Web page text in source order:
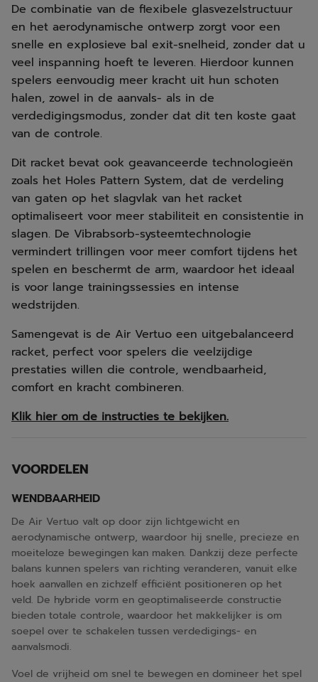
De combinatie van de flexibele glasvezelstructuur
en het aerodynamische ontwerp zorgt voor een
snelle en explosieve bal exit-snelheid, zonder dat u
veel inspanning hoeft te leveren. Hierdoor kunnen
spelers eenvoudig meer kracht uit hun schoten
halen, zowel in de aanvals- als in de
verdedigingsmodus, zonder dat dit ten koste gaat
van de controle.
Dit racket bevat ook geavanceerde technologieën
zoals het Holes Pattern System, dat de verdeling
van gaten op het slagvlak van het racket
optimaliseert voor meer stabiliteit en consistentie in
slagen. De Vibrabsorb-systeemtechnologie
vermindert trillingen voor meer comfort tijdens het
spelen en beschermt de arm, waardoor het ideaal
is voor lange trainingssessies en intense
wedstrijden.
Samengevat is de Air Vertuo een uitgebalanceerd
racket, perfect voor spelers die veelzijdige
prestaties willen die controle, wendbaarheid,
comfort en kracht combineren.
Klik hier om de instructies te bekijken.
VOORDELEN
WENDBAARHEID
De Air Vertuo valt op door zijn lichtgewicht en
aerodynamische ontwerp, waardoor hij snelle, precieze en
moeiteloze bewegingen kan maken. Dankzij deze perfecte
balans kunnen spelers van richting veranderen, vanuit elke
hoek aanvallen en zichzelf efficiënt positioneren op het
veld. De hybride vorm en geoptimaliseerde constructie
bieden totale controle, waardoor het makkelijker is om
soepel over te schakelen tussen verdedigings- en
aanvalsmodi.
Voel de vrijheid om snel te bewegen en domineer het spel